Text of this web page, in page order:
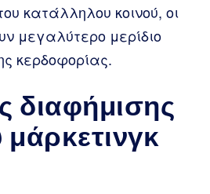
κατάλληλου κοινού, οι
μεγαλύτερο μερίδιο
κερδοφορίας.
διαφήμισης